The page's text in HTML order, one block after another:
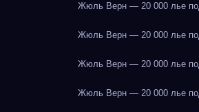
Жюль Верн — 20 000 лье
Жюль Верн — 20 000 лье
Жюль Верн — 20 000 лье
Жюль Верн — 20 000 лье